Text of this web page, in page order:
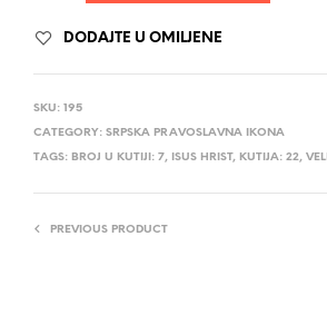
DODAJTE U OMILJENE
SKU: 195
CATEGORY: SRPSKA PRAVOSLAVNA IKONA
TAGS: BROJ U KUTIJI: 7, ISUS HRIST, KUTIJA: 22,
PREVIOUS PRODUCT